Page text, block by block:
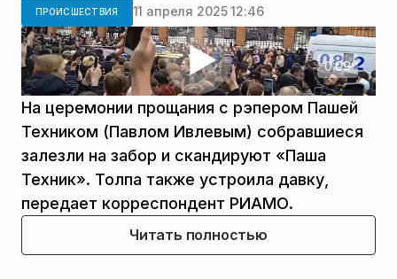
ПРОИСШЕСТВИЯ 11 апреля 2025 12:46
0:09
На церемонии прощания с рэпером Пашей
Техником (Павлом Ивлевым) собравшиеся
залезли на забор и скандируют «Паша
Техник». Толпа также устроила давку,
передает корреспондент РИАМО.
Читать полностью